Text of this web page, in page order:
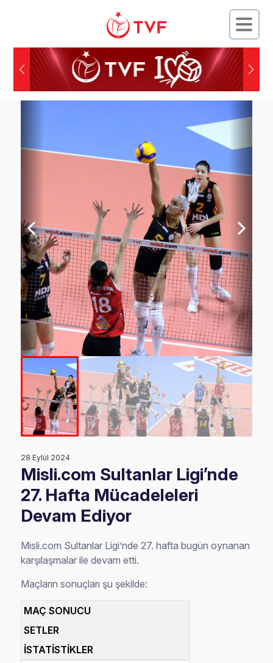
28 Eylül 2024
Misli.com Sultanlar Ligi’nde
27. Hafta Mücadeleleri
Devam Ediyor
Misli.com Sultanlar Ligi’nde 27. hafta bugün oynanan
karşılaşmalar ile devam etti.
Maçların sonuçları şu şekilde:
MAÇ SONUCU
SETLER
İSTATİSTİKLER